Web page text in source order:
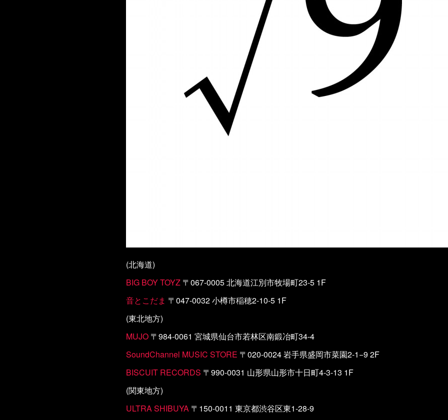
(北海道)
BIG BOY TOYZ 〒067-0005 北海道江別市牧場町23-5 1F
音とこだま 〒047-0032 小樽市稲穂2-10-5 1F
(東北地方)
MUJO 〒984-0061 宮城県仙台市若林区南鍛冶町34-4
SoundChannel MUSIC STORE 〒020-0024 岩手県盛岡市菜園2-1−9 2F
BISCUIT RECORDS 〒990-0031 山形県山形市十日町4-3-13 1F
(関東地方)
ULTRA SHIBUYA 〒150-0011 東京都渋谷区東1-28-9